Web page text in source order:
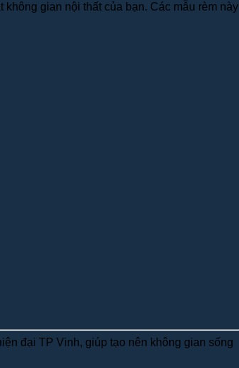
gian nội thất của bạn. Các mẫu rèm này
đại TP Vinh, giúp tạo nên không gian sống